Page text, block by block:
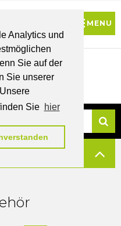
Analytics und
Sie auf der
Sie unserer
Sie hier